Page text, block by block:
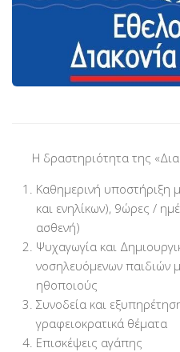
Βραβεύσεις
Εθελοντές
Γίνε εθελοντής
Πρακτική
Εποπτεία
Ομάδες Στήριξης
Εμπειρίες
Μικρές ιστορίες
Στήριξέ μας
Με τραπεζική κατάθεση
Η δραστηριότητα της
Καθημερινή υποστήριξη
και ενηλίκων), 9ώρες /
ασθενή)
Ψυχαγωγία και
νοσηλευόμενων παιδιών
ηθοποιούς
Συνοδεία και
γραφειοκρατικά θέματα
Επισκέψεις αγάπης